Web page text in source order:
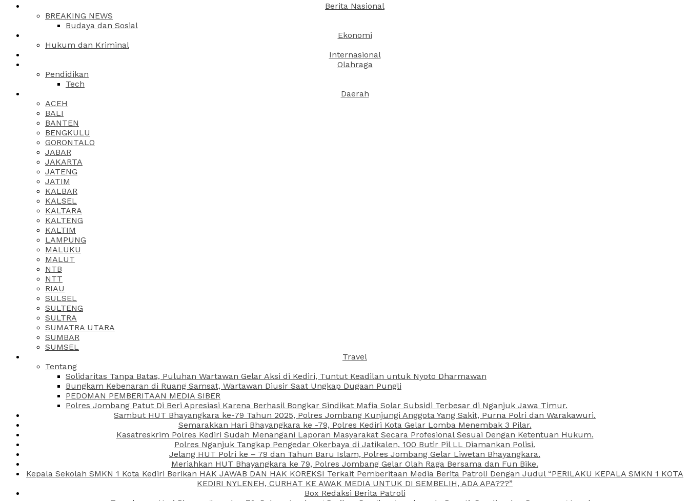
Berita Nasional
BREAKING NEWS
Budaya dan Sosial
Ekonomi
Hukum dan Kriminal
Internasional
Olahraga
Pendidikan
Tech
Daerah
ACEH
BALI
BANTEN
BENGKULU
GORONTALO
JABAR
JAKARTA
JATENG
JATIM
KALBAR
KALSEL
KALTARA
KALTENG
KALTIM
LAMPUNG
MALUKU
MALUT
NTB
NTT
RIAU
SULSEL
SULTENG
SULTRA
SUMATRA UTARA
SUMBAR
SUMSEL
Travel
Tentang
Solidaritas Tanpa Batas, Puluhan Wartawan Gelar Aksi di Kediri, Tuntut Keadilan untuk Nyoto Dharmawan
Bungkam Kebenaran di Ruang Samsat, Wartawan Diusir Saat Ungkap Dugaan Pungli
PEDOMAN PEMBERITAAN MEDIA SIBER
Polres Jombang Patut Di Beri Apresiasi Karena Berhasil Bongkar Sindikat Mafia Solar Subsidi Terbesar di Nganjuk Jawa Timur.
Sambut HUT Bhayangkara ke-79 Tahun 2025, Polres Jombang Kunjungi Anggota Yang Sakit, Purna Polri dan Warakawuri.
Semarakkan Hari Bhayangkara ke -79, Polres Kediri Kota Gelar Lomba Menembak 3 Pilar.
Kasatreskrim Polres Kediri Sudah Menangani Laporan Masyarakat Secara Profesional Sesuai Dengan Ketentuan Hukum.
Polres Nganjuk Tangkap Pengedar Okerbaya di Jatikalen, 100 Butir Pil LL Diamankan Polisi.
Jelang HUT Polri ke – 79 dan Tahun Baru Islam, Polres Jombang Gelar Liwetan Bhayangkara.
Meriahkan HUT Bhayangkara ke 79, Polres Jombang Gelar Olah Raga Bersama dan Fun Bike.
Kepala Sekolah SMKN 1 Kota Kediri Berikan HAK JAWAB DAN HAK KOREKSI Terkait Pemberitaan Media Berita Patroli Dengan Judul “PERILAKU KEPALA SMKN 1 KOTA
KEDIRI NYLENEH, CURHAT KE AWAK MEDIA UNTUK DI SEMBELIH, ADA APA???”
Box Redaksi Berita Patroli